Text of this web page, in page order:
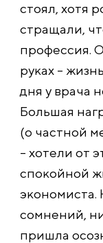
стоял, хотя
стращали,
профессия.
руках –
дня у врача
Большая
(о частной
– хотели от
спокойной
экономиста.
сомнений,
пришла